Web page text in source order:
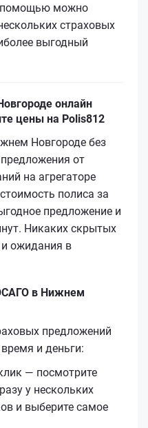
помощью можно
страховых
выгодный
онлайн
цены на Polis812
Новгороде без
от
на агрегаторе
полиса за
предложение и
Никаких скрытых
ожидания в
в Нижнем
предложений
и деньги:
— посмотрите
у нескольких
и выберите самое